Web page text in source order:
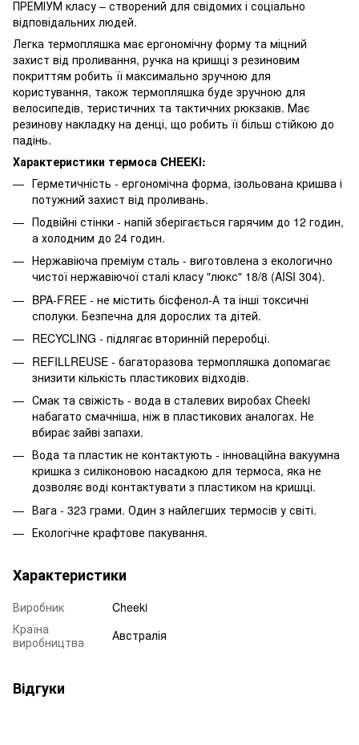
ПРЕМІУМ класу – створений для свідомих і соціально
відповідальних людей.
Легка термопляшка має ергономічну форму та міцний
захист від проливання, ручка на кришці з резиновим
покриттям робить її максимально зручною для
користування, також термопляшка буде зручною для
велосипедів, теристичних та тактичних рюкзаків. Має
резинову накладку на денці, що робить її більш стійкою до
падінь.
Характеристики термоса CHEEKI:
Герметичність - ергономічна форма, ізольована кришва і
потужний захист від проливань.
Подвійні стінки - напій зберігається гарячим до 12 годин,
а холодним до 24 годин.
Нержавіюча преміум сталь - виготовлена з екологично
чистої нержавіючої сталі класу "люкс" 18/8 (AISI 304).
BPA-FREE - не містить бісфенол-А та інші токсичні
сполуки. Безпечна для дорослих та дітей.
RECYCLING - підлягає вторинній переробці.
REFILLREUSE - багаторазова термопляшка допомагає
знизити кількість пластикових відходів.
Смак та свіжість - вода в сталевих виробах Cheeki
набагато смачніша, ніж в пластикових аналогах. Не
вбирає зайві запахи.
Вода та пластик не контактують - інноваційна вакуумна
кришка з силіконовою насадкою для термоса, яка не
дозволяє воді контактувати з пластиком на кришці.
Вага - 323 грами. Один з найлегших термосів у світі.
Екологічне крафтове пакування.
Характеристики
Виробник
Cheeki
Країна
виробництва
Австралія
Відгуки